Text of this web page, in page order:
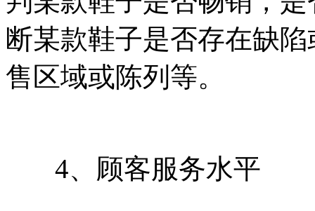
断某款鞋子是否存在缺
售区域或陈列等。
4、顾客服务水平